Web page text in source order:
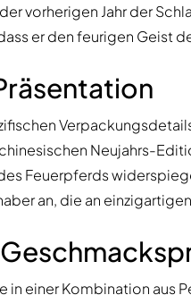
vorherigen Jahr der
er den feurigen Geist
Neujahrs-
Feuerpferds
an, die an
in einer Kombination aus